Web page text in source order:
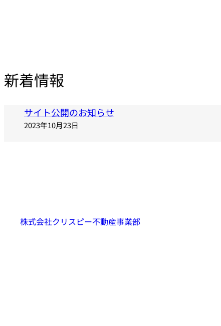
新着情報
サイト公開のお知らせ
2023年10月23日
株式会社クリスピー不動産事業部